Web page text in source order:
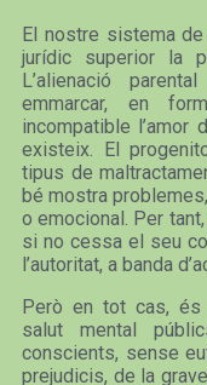
El nostre sistema
jurídic superior la
L’alienació
emmarcar, en
incompatible l’amor
existeix. El
tipus de
bé mostra
o emocional. Per
si no cessa el seu
l’autoritat, a banda
Però en tot cas,
salut mental
conscients, sense
prejudicis, de la